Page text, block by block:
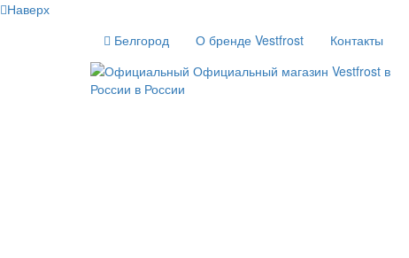
Наверх
Белгород
О бренде Vestfrost Контакты